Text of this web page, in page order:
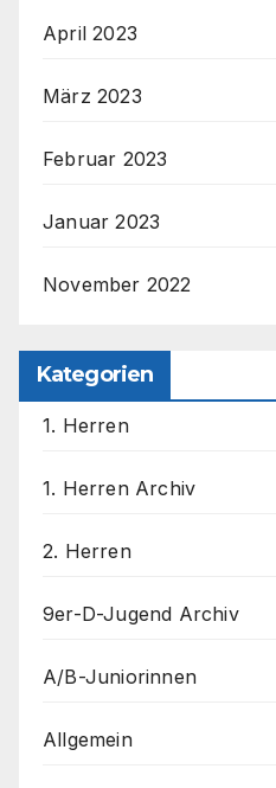
April 2023
März 2023
Februar 2023
Januar 2023
November 2022
Kategorien
1. Herren
1. Herren Archiv
2. Herren
9er-D-Jugend Archiv
A/B-Juniorinnen
Allgemein